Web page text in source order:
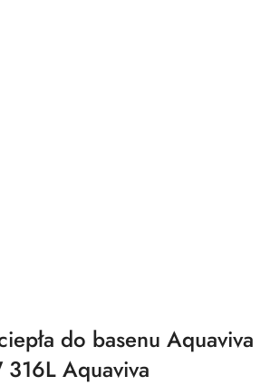
do basenu Aquaviva
Aquaviva